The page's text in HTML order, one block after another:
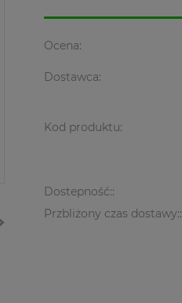
Ocena:
Dostawca:
Kod produktu:
Dostepność::
Przbliżony czas dostawy::